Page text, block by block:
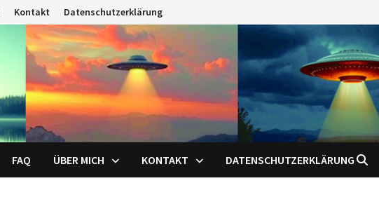
Kontakt Datenschutzerklärung
FAQ ÜBER MICH KONTAKT DATENSCHUTZERKLÄRUNG